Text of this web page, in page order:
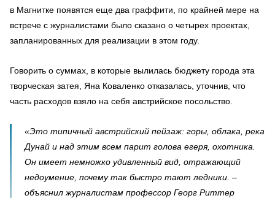
в Магнитке появятся еще два граффити, по крайней мере на
встрече с журналистами было сказано о четырех проектах,
запланированных для реализации в этом году.
Говорить о суммах, в которые вылилась бюджету города эта
творческая затея, Яна Коваленко отказалась, уточнив, что
часть расходов взяло на себя австрийское посольство.
«Это типичный австрийский пейзаж: горы, облака, река
Дунай и над этим всем парит голова егеря, охотника.
Он имеет немножко удивленный вид, отражающий
недоумение, почему так быстро тают ледники. –
объяснил журналистам профессор Георг Риттер